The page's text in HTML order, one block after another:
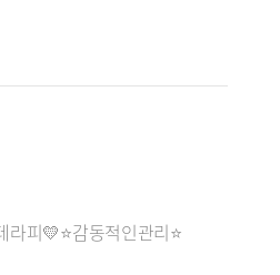
피💛⭐감동적인관리⭐